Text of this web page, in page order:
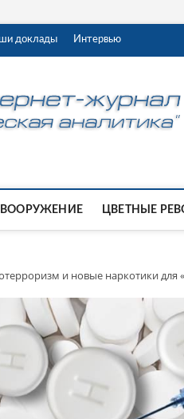
доклады Интервью
ВООРУЖЕНИЕ ЦВЕТНЫЕ
и новые наркотики